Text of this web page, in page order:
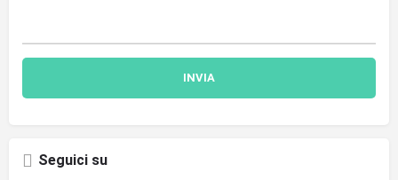
Seguici su